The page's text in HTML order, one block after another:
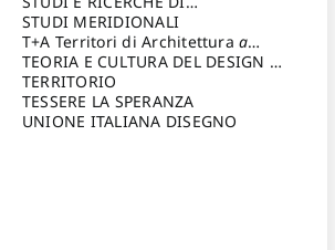
Riccardo
di Architettura Università degli
Studi G. d' Annunzio
ARCHITETTURA del Dipartimento
di Architettura Università degli
Studi G. d' Annunzio, Chieti-
Pescaraa cura di: Fusero Paolo
STUDI MERIDIONALI
T+A Territori di Architetturaa
cura di: Ramazzotti Luigi
TEORIA E CULTURA DEL DESIGN a
cura di: Furlanis Giuseppe
TERRITORIO
TESSERE LA SPERANZA
UNIONE ITALIANA DISEGNO